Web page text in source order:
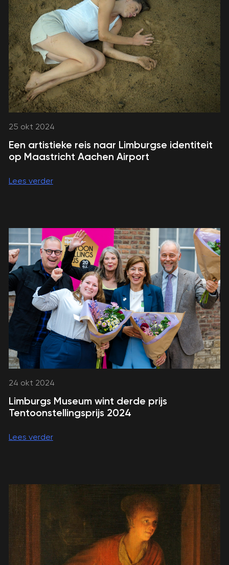
25 okt 2024
Een artistieke reis naar Limburgse identiteit
op Maastricht Aachen Airport
Lees verder
24 okt 2024
Limburgs Museum wint derde prijs
Tentoonstellingsprijs 2024
Lees verder